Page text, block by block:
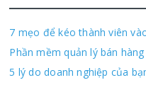
7 mẹo để kéo thành viên
Phần mềm quản lý bán
5 lý do doanh nghiệp của